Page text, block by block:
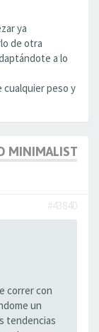
ya
de otra
a lo
cualquier peso y
MINIMALISTA
#43840
correr con
un
tendencias